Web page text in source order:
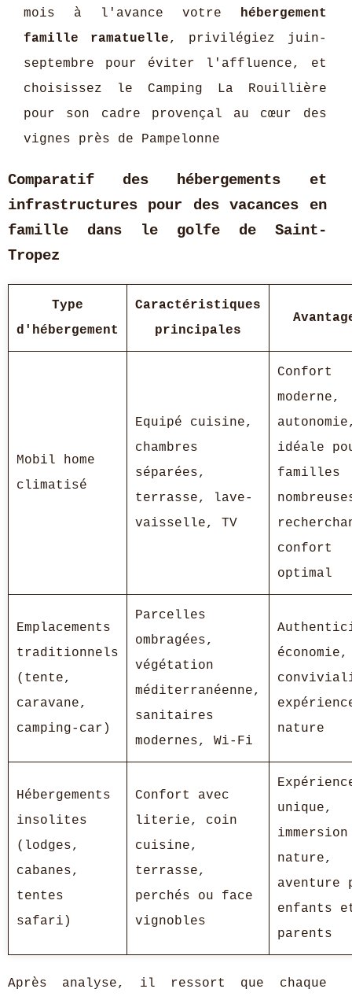
mois à l'avance votre
hébergement
famille ramatuelle, privilégiez juin-
septembre pour éviter l'affluence, et
choisissez le Camping La Rouillière
pour son cadre provençal au cœur des
vignes près de Pampelonne
Comparatif des hébergements et
infrastructures pour des vacances en
famille dans le golfe de Saint-
Tropez
Type
d'hébergement
Caractéristiques
principales
Mobil home
climatisé
Equipé cuisine,
chambres
séparées,
terrasse, lave-
vaisselle, TV
Confort
moderne,
idéale
familles
confort
optimal
Emplacements
traditionnels
(tente,
caravane,
camping-car)
Parcelles
ombragées,
végétation
méditerranéenne,
sanitaires
modernes, Wi-Fi
économie,
nature
Hébergements
insolites
(lodges,
cabanes,
tentes
safari)
Confort avec
literie, coin
cuisine,
terrasse,
perchés ou face
vignobles
unique,
immersion
nature,
aventure
enfants
parents
Après analyse, il ressort que chaque